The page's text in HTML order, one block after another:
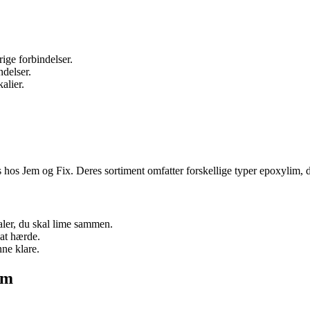
forbindelser.
Jem og Fix. Deres sortiment omfatter forskellige typer epoxylim,
du skal lime sammen.
hærde.
klare.